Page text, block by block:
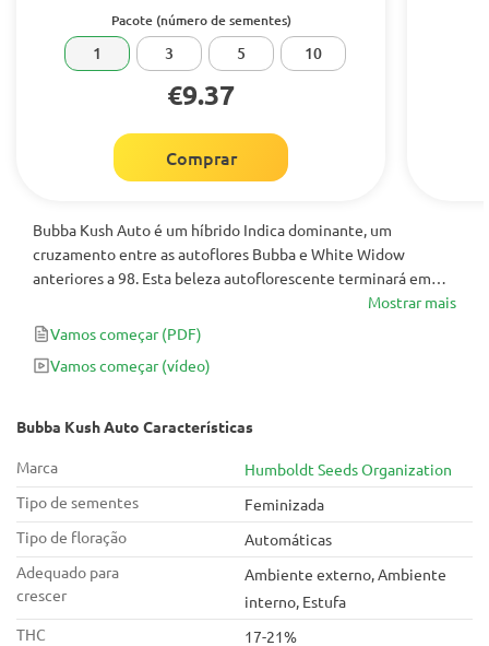
Pacote (número de sementes)
1 3 5 10
€9.37
Comprar
Bubba Kush Auto é um híbrido Indica dominante, um
cruzamento entre as autoflores Bubba e White Widow
anteriores a 98. Esta beleza autoflorescente terminará em
apenas 9 a 10 semanas após a germinação e retornará tanto
em potência quanto em sabor com a maioria das cepas
regulares de fotoperíodo.
Mostrar mais
Vamos começar (PDF)
Vamos começar(vídeo)
Bubba Kush Auto Características
Marca
Humboldt Seeds Organization
Tipo de sementes
Feminizada
Tipo de floração
Automáticas
Adequado para
crescer
Ambiente externo, Ambiente
interno, Estufa
THC
17-21%